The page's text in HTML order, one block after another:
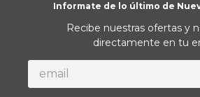
Informate de lo último de
Recibe nuestras ofertas y
directamente en tu